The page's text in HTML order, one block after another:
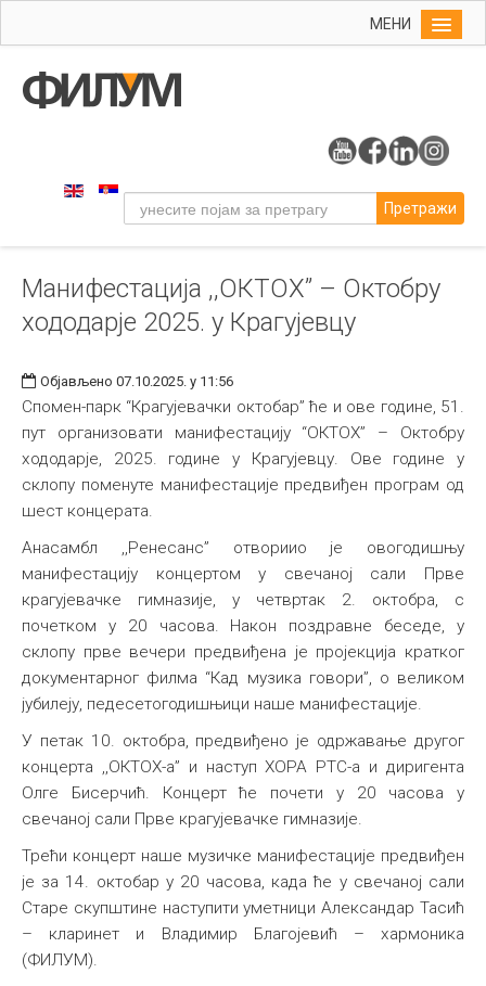
МЕНИ
Упис
Уметност
Издаваштво
Библиотека
Међународна
Претражи
Манифестација ,,ОКТОХ” – Октобру
хододарје 2025. у Крагујевцу
Објављено 07.10.2025. у 11:56
Спомен-парк “Крагујевачки октобар” ће и ове године, 51.
пут организовати манифестацију “ОКТОХ” – Октобру
хододарје, 2025. године у Крагујевцу. Ове године у
склопу поменуте манифестације предвиђен програм од
шест концерата.
Анасамбл ,,Ренесанс” отвориио је овогодишњу
манифестацију концертом у свечаној сали Прве
крагујевачке гимназије, у четвртак 2. октобра, с
почетком у 20 часова. Након поздравне беседе, у
склопу прве вечери предвиђена је пројекција кратког
документарног филма “Кад музика говори”, о великом
јубилеју, педесетогодишњици наше манифестације.
У петак 10. октобра, предвиђено је одржавање другог
концерта ,,ОКТОХ-а” и наступ ХОРА РТС-а и диригента
Олге Бисерчић. Концерт ће почети у 20 часова у
свечаној сали Прве крагујевачке гимназије.
Трећи концерт наше музичке манифестације предвиђен
је за 14. октобар у 20 часова, када ће у свечаној сали
Старе скупштине наступити уметници Александар Тасић
– кларинет и Владимир Благојевић – хармоника
(ФИЛУМ).